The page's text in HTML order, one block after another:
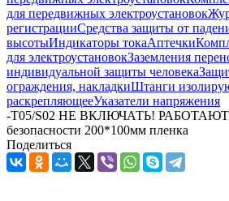
для передвижных электроустановок
регистрацииСредства защиты от
высотыИндикаторы токаАптечки
для электроустановокЗаземления
индивидуальной защиты человека
ограждения, накладкиШтанги
раскрепляющееУказатели напряжения
-T05/S02 НЕ ВКЛЮЧАТЬ!
безопасности 200*100мм пленка
Поделиться